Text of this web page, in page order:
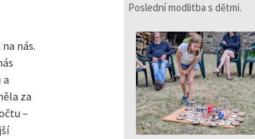
nás.
a
za
–
Poslední modlitba s dětmi.